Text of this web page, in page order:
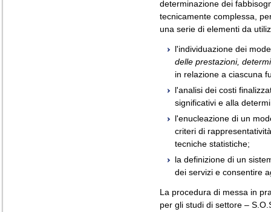
determinazione dei
tecnicamente complessa,
una serie di elementi da
l'individuazione dei
delle prestazioni,
in relazione a ciascuna
l'analisi dei costi
significativi e alla
l'enucleazione di un
criteri di
tecniche statistiche;
la definizione di un
dei servizi e consentire
La procedura di messa in
per gli studi di settore –